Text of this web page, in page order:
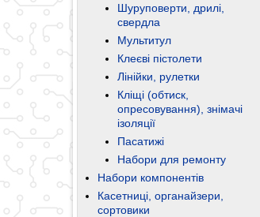
Шуруповерти, дрилі,
свердла
Мультитул
Клеєві пістолети
Лінійки, рулетки
Кліщі (обтиск,
опресовування), знімачі
ізоляції
Пасатижі
Набори для ремонту
Набори компонентів
Касетниці, органайзери,
сортовики